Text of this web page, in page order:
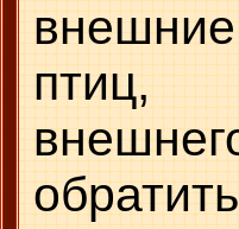
птиц,